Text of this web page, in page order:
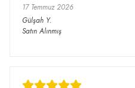
17 Temmuz 2026
Gülşah Y.
Satın Alınmış